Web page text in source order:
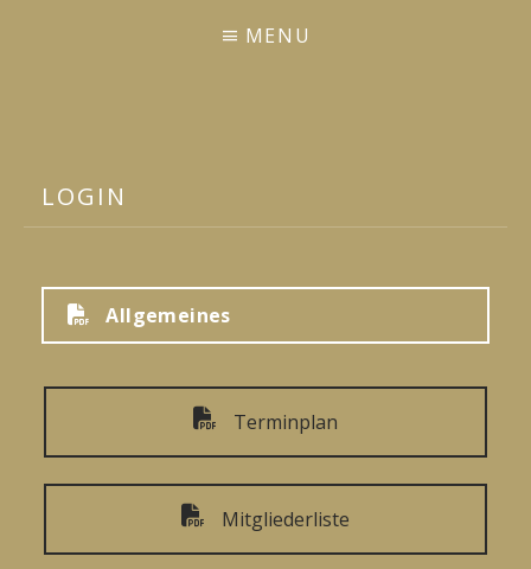
MENU
LOGIN
Allgemeines
Terminplan
Mitgliederliste